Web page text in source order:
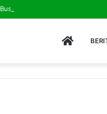
Business Matching: Strategi
HOME